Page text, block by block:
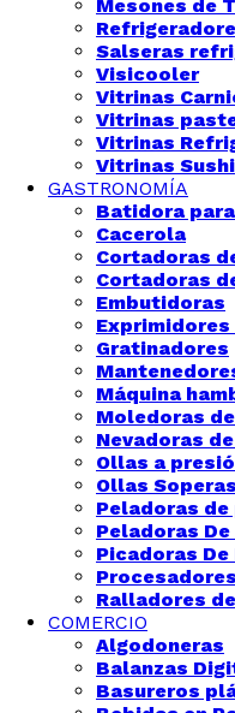
Mesones de
Salseras
Visicooler
Vitrinas
Vitrinas
Vitrinas
Vitrinas Sushi
GASTRONOMÍA
Batidora
Cacerola
Cortadoras
Cortadoras
Embutidoras
Gratinadores
Máquina
Moledoras
Nevadoras
Ollas a
Ollas Soperas
Peladoras de
Peladoras De
Picadoras
Ralladores
COMERCIO
Algodoneras
Balanzas
Basureros